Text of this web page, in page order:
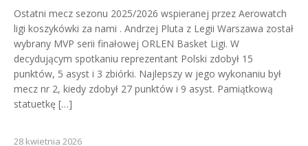
Ostatni mecz sezonu 2025/2026 wspieranej przez Aerowatch
ligi koszykówki za nami . Andrzej Pluta z Legii Warszawa został
wybrany MVP serii finałowej ORLEN Basket Ligi. W
decydującym spotkaniu reprezentant Polski zdobył 15
punktów, 5 asyst i 3 zbiórki. Najlepszy w jego wykonaniu był
mecz nr 2, kiedy zdobył 27 punktów i 9 asyst. Pamiątkową
statuetkę […]
28 kwietnia 2026